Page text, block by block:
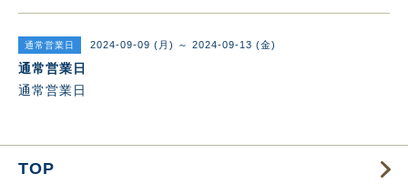
通常営業日 2024-09-09 (月) ～ 2024-09-13 (金)
通常営業日
通常営業日
TOP